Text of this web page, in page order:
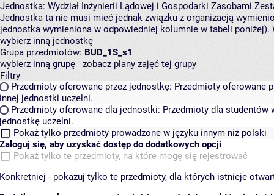
Jednostka: Wydział Inżynierii Lądowej i Gospodarki Zasobami
Jednostka ta nie musi mieć jednak związku z organizacją
jednostka wymieniona w odpowiedniej kolumnie w tabeli
wybierz inną jednostkę
Grupa przedmiotów: BUD_1S_s1
wybierz inną grupę
zobacz plany zajęć tej grupy
Filtry
Przedmioty oferowane przez jednostkę: Przedmioty oferowane
innej jednostki uczelni.
Przedmioty oferowane dla jednostki: Przedmioty dla studentów
jednostkę uczelni.
Pokaż tylko przedmioty prowadzone w języku innym niż polski
Zaloguj się, aby uzyskać dostęp do dodatkowych opcji
Pokaż tylko te przedmioty, na które mogę się rejestrować
Konkretniej - pokazuj tylko te przedmioty, dla których istnieje